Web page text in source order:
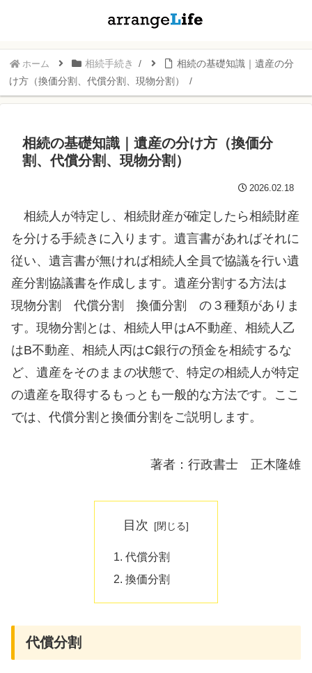
ホーム 相続手続き
相続の基礎知識｜遺産の分
け方（換価分割、代償分割、現物分割）
相続の基礎知識｜遺産の分け方（換価分
割、代償分割、現物分割）
2026.02.18
相続人が特定し、相続財産が確定したら相続財産
を分ける手続きに入ります。遺言書があればそれに
従い、遺言書が無ければ相続人全員で協議を行い遺
産分割協議書を作成します。遺産分割する方法は
現物分割 代償分割 換価分割 の３種類がありま
す。現物分割とは、相続人甲はA不動産、相続人乙
はB不動産、相続人丙はC銀行の預金を相続するな
ど、遺産をそのままの状態で、特定の相続人が特定
の遺産を取得するもっとも一般的な方法です。ここ
では、代償分割と換価分割をご説明します。
著者：行政書士 正木隆雄
目次
代償分割
換価分割
代償分割